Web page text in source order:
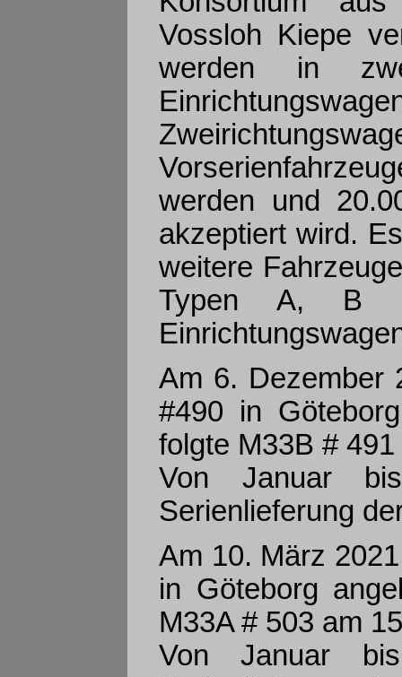
Vossloh Kiepe
werden in
werden und
akzeptiert wird.
weitere
Typen A, B
Am 6. Dezember
#490 in
folgte M33B #
Von Januar
Serienlieferung
Am 10. März
in Göteborg
M33A # 503 am
Von Januar